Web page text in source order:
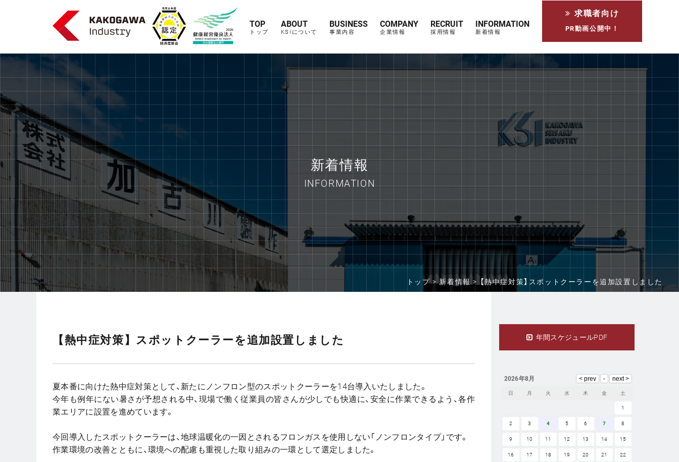
トップ
TOP
KSIについて
ABOUT
事業内容
BUSINESS
企業情報
COMPANY
採用情報
RECRUIT
新着情報
INFORMATION
求職者向け
PR動画公開中！
新着情報
INFORMATION
トップ >新着情報 > 【熱中症対策】スポットクーラーを追加設置しました
【熱中症対策】スポットクーラーを追加設置しました
夏本番に向けた熱中症対策として、新たにノンフロン型のスポットクーラーを14台導入いたしました。
今年も例年にない暑さが予想される中、現場で働く従業員の皆さんが少しでも快適に、安全に作業できるよう、各作
業エリアに設置を進めています。
今回導入したスポットクーラーは、地球温暖化の一因とされるフロンガスを使用しない「ノンフロンタイプ」です。
作業環境の改善とともに、環境への配慮も重視した取り組みの一環として選定しました。
年間スケジュールPDF
2026年8月
日 月 火 水 木 金 土
1
2 3 4 5 6 7 8
9 10 11 12 13 14 15
16 17 18 19 20 21 22